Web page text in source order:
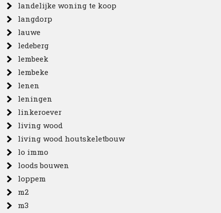
landelijke woning te koop
langdorp
lauwe
ledeberg
lembeek
lembeke
lenen
leningen
linkeroever
living wood
living wood houtskeletbouw
lo immo
loods bouwen
loppem
m2
m3